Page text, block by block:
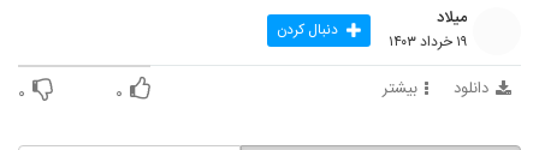
میلاد
۱۹ خرداد ۱۴۰۳ دنبال کردن
دانلود بیشتر ۰ ۰